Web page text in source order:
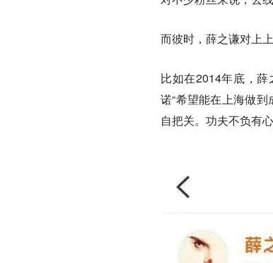
而彼时，薛之谦对上
比如在2014年底，
诺“希望能在上海做
自把关。功夫不负有